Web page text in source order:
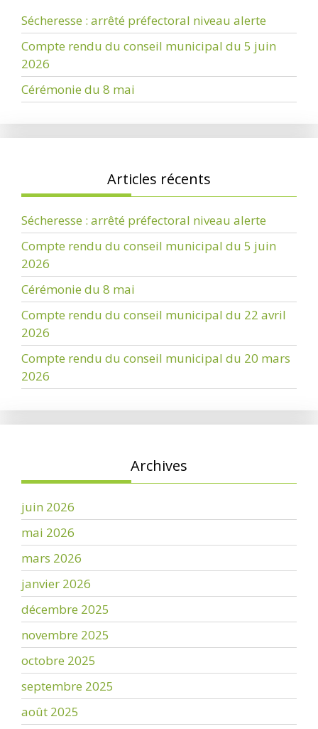
Sécheresse : arrêté préfectoral niveau alerte
Compte rendu du conseil municipal du 5 juin
2026
Cérémonie du 8 mai
Articles récents
Sécheresse : arrêté préfectoral niveau alerte
Compte rendu du conseil municipal du 5 juin
2026
Cérémonie du 8 mai
Compte rendu du conseil municipal du 22 avril
2026
Compte rendu du conseil municipal du 20 mars
2026
Archives
juin 2026
mai 2026
mars 2026
janvier 2026
décembre 2025
novembre 2025
octobre 2025
septembre 2025
août 2025